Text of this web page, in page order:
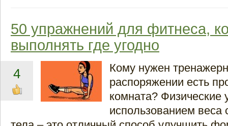
50 упражнений для фитнеса,
выполнять где угодно
4
Кому нужен
распоряжении есть
комната? Физические
использованием веса